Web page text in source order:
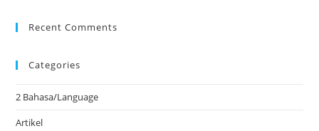
Recent Comments
Categories
2 Bahasa/Language
Artikel